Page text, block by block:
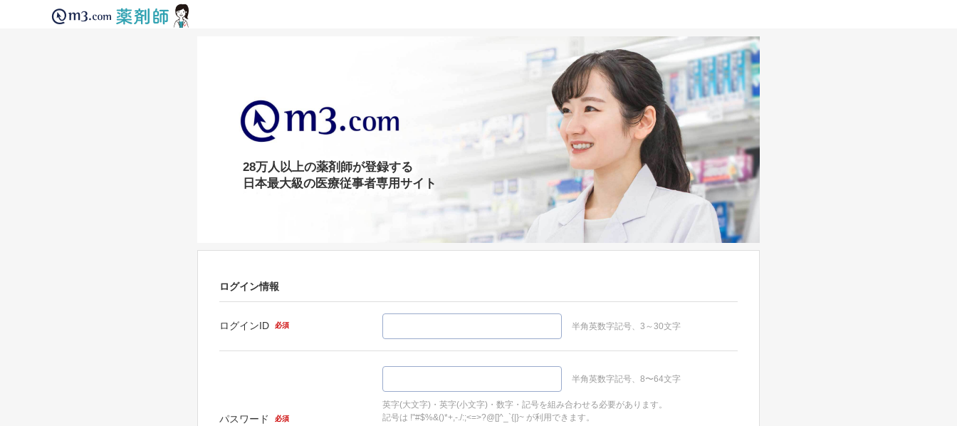
28万人以上の薬剤師が登録する
日本最大級の医療従事者専用サイト
ログイン情報
ログインID 必須 半角英数字記号、3～30文字
パスワード 必須
半角英数字記号、8〜64文字
英字(大文字)・英字(小文字)・数字・記号を組み合わせる必要があります。
記号は !"#$%&()*+,-./:;<=>?@[]^_`{|}~ が利用できます。